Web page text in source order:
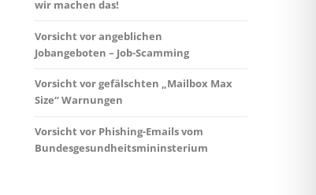
wir machen das!
Vorsicht vor angeblichen
Jobangeboten – Job-Scamming
Vorsicht vor gefälschten „Mailbox Max
Size“ Warnungen
Vorsicht vor Phishing-Emails vom
Bundesgesundheitsmininsterium